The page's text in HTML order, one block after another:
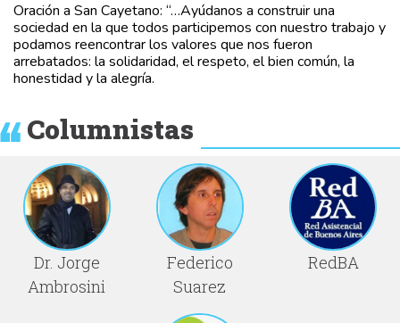
Oración a San Cayetano: “…Ayúdanos a construir una
sociedad en la que todos participemos con nuestro trabajo y
podamos reencontrar los valores que nos fueron
arrebatados: la solidaridad, el respeto, el bien común, la
honestidad y la alegría.
Columnistas
Dr. Jorge
Ambrosini
Federico
Suarez
RedBA